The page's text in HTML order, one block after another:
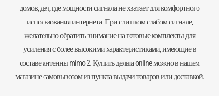
домов, дач, где мощности сигнала не хватает для комфортного
использования интернета. При слишком слабом сигнале,
желательно обратить внимание на готовые комплекты для
усиления с более высокими характеристиками, имеющие в
составе антенны mimo 2. Купить дельта online можно в нашем
магазине самовывозом из пункта выдачи товаров или доставкой.